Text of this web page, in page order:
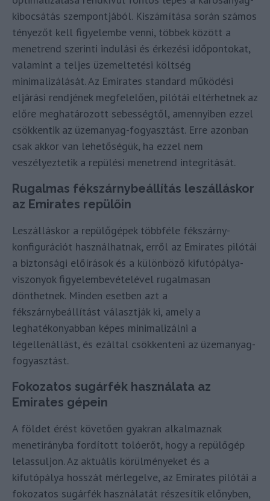
kibocsátás szempontjából. Kiszámítása során számos
tényezőt kell figyelembe venni, többek között a
menetrend szerinti indulási és érkezési időpontokat,
valamint a teljes üzemeltetési költség
minimalizálását. Az Emirates standard működési
eljárási rendjének megfelelően, pilótái eltérhetnek az
előre meghatározott sebességtől, amennyiben ezzel
csökkentik az üzemanyag-fogyasztást. Erre azonban
csak akkor van lehetőségük, ha ezzel nem
veszélyeztetik a repülési menetrend integritását.
Rugalmas fékszárnybeállítás leszálláskor
az Emirates repülőin
Leszálláskor a repülőgépek többféle fékszárny-
konfigurációt használhatnak, erről az Emirates pilótái
a biztonsági előírások és a különböző kifutópálya-
viszonyok figyelembevételével rugalmasan
dönthetnek. Minden esetben azt a
fékszárnybeállítást választják ki, amely a
leghatékonyabban képes minimalizálni a
légellenállást, és ezáltal csökkenteni az üzemanyag-
fogyasztást.
Fokozatos sugárfék használata az
Emirates gépein
A földet érést követően gyakran alkalmaznak
menetirányba fordított tolóerőt, hogy a repülőgép
lelassuljon. Az aktuális körülményeket és a
kifutópálya hosszát mérlegelve, az Emirates pilótái a
fokozatos sugárfék használatát részesítik előnyben,